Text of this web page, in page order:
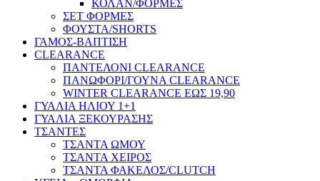
ΚΟΛΑΝ/ΦΟΡΜΕΣ
ΣΕΤ ΦΟΡΜΕΣ
ΦΟΥΣΤΑ/SHORTS
ΓΑΜΟΣ-ΒΑΠΤΙΣΗ
CLEARANCE
ΠΑΝΤΕΛΟΝΙ CLEARANCE
ΠΑΝΩΦΟΡΙ/ΓΟΥΝΑ CLEARANCE
WINTER CLEARANCE ΕΩΣ 19,90
ΓΥΑΛΙΑ ΗΛΙΟΥ 1+1
ΓΥΑΛΙΑ ΞΕΚΟΥΡΑΣΗΣ
ΤΣΑΝΤΕΣ
ΤΣΑΝΤΑ ΩΜΟΥ
ΤΣΑΝΤΑ ΧΕΙΡΟΣ
ΤΣΑΝΤΑ ΦΑΚΕΛΟΣ/CLUTCH